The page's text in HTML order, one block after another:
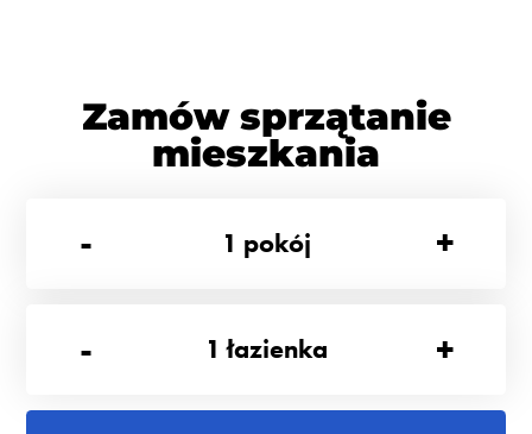
Zamów sprzątanie
mieszkania
-
1 pokój +
- 1 łazienka +